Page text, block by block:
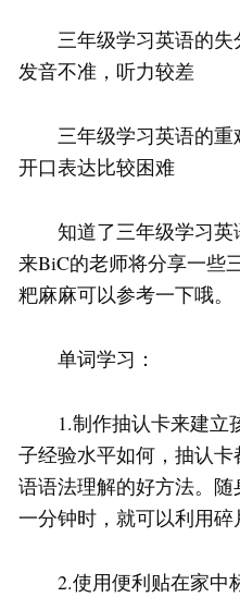
三年级学习英语的失
发音不准，听力较差
三年级学习英语的重
开口表达比较困难
知道了三年级学习英
来BiC的老师将分享一些
粑麻麻可以参考一下哦。
单词学习：
1.制作抽认卡来建立
子经验水平如何，抽认
语语法理解的好方法。
一分钟时，就可以利用碎
2.使用便利贴在家中